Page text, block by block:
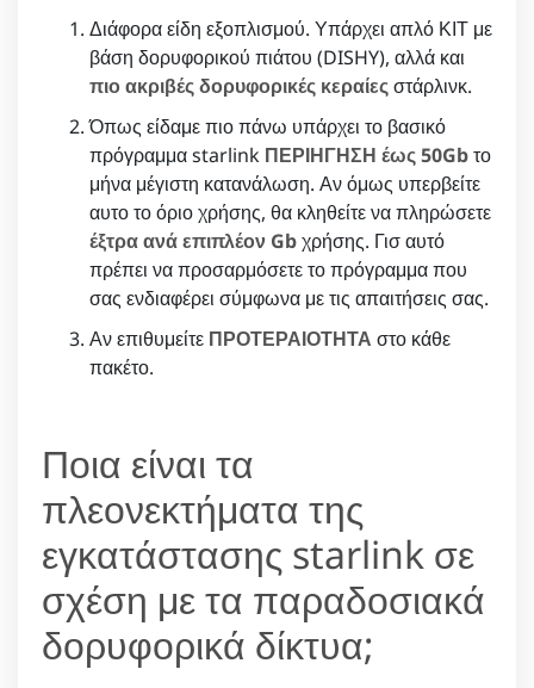
Διάφορα είδη εξοπλισμού. Υπάρχει απλό ΚΙΤ με
βάση δορυφορικού πιάτου (DISHY), αλλά και
πιο ακριβές δορυφορικές κεραίεςστάρλινκ.
Όπως είδαμε πιο πάνω υπάρχει το βασικό
πρόγραμμα starlink ΠΕΡΙΗΓΗΣΗ έως 50Gbτο
μήνα μέγιστη κατανάλωση. Αν όμως υπερβείτε
αυτο το όριο χρήσης, θα κληθείτε να πληρώσετε
έξτρα ανά επιπλέον Gbχρήσης. Γισ αυτό
πρέπει να προσαρμόσετε το πρόγραμμα που
σας ενδιαφέρει σύμφωνα με τις απαιτήσεις σας.
Αν επιθυμείτε ΠΡΟΤΕΡΑΙΟΤΗΤΑ στο κάθε
πακέτο.
Ποια είναι τα
πλεονεκτήματα της
εγκατάστασης starlink σε
σχέση με τα παραδοσιακά
δορυφορικά δίκτυα;